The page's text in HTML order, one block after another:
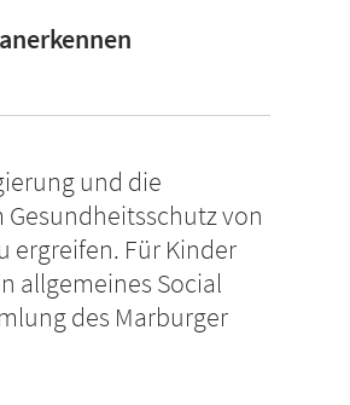
und die
von
ergreifen. Für Kinder
allgemeines Social
des Marburger